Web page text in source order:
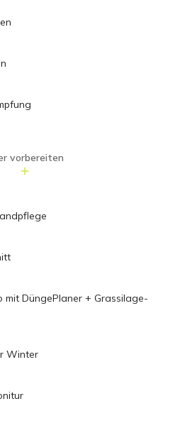
vorbereiten
mit DüngePlaner + Grassilage-
Winter